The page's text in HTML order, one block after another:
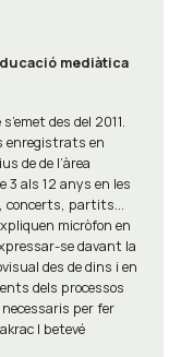
mediàtica
des del 2011.
enregistrats en
de de l’àrea
3 als 12 anys en les
concerts, partits...
micròfon en
se davant la
des de dins i en
dels processos
per fer
| betevé